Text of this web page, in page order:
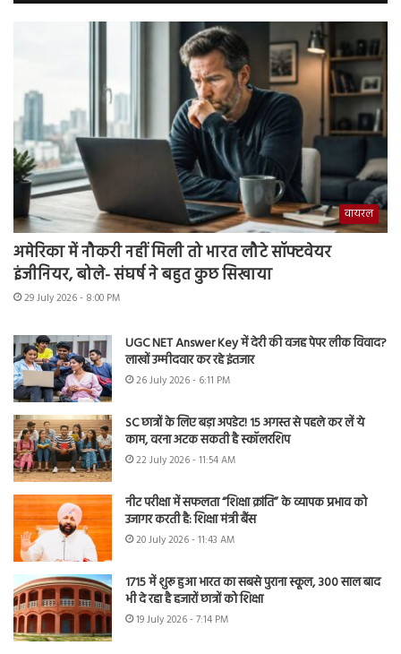
वायरल
अमेरिका में नौकरी नहीं मिली तो भारत लौटे सॉफ्टवेयर
इंजीनियर, बोले- संघर्ष ने बहुत कुछ सिखाया
29 July 2026 - 8:00 PM
UGC NET Answer Key में देरी की वजह पेपर लीक विवाद?
लाखों उम्मीदवार कर रहे इंतजार
26 July 2026 - 6:11 PM
SC छात्रों के लिए बड़ा अपडेट! 15 अगस्त से पहले कर लें ये
काम, वरना अटक सकती है स्कॉलरशिप
22 July 2026 - 11:54 AM
नीट परीक्षा में सफलता “शिक्षा क्रांति” के व्यापक प्रभाव को
उजागर करती है: शिक्षा मंत्री बैंस
20 July 2026 - 11:43 AM
1715 में शुरू हुआ भारत का सबसे पुराना स्कूल, 300 साल बाद
भी दे रहा है हजारों छात्रों को शिक्षा
19 July 2026 - 7:14 PM